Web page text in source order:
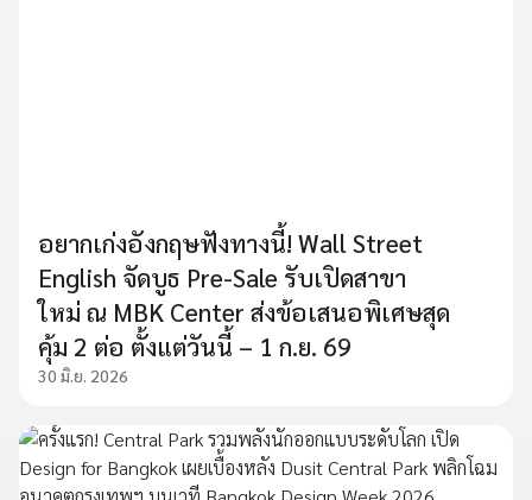
อยากเก่งอังกฤษฟังทางนี้! Wall Street
English จัดบูธ Pre-Sale รับเปิดสาขา
ใหม่ ณ MBK Center ส่งข้อเสนอพิเศษสุด
คุ้ม 2 ต่อ ตั้งแต่วันนี้ – 1 ก.ย. 69
30 มิ.ย. 2026